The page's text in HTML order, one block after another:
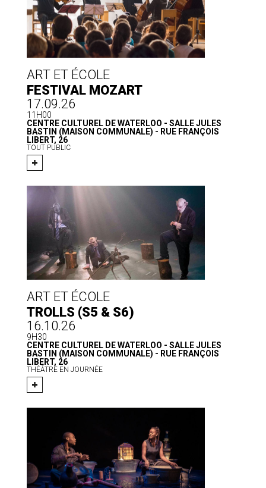
ART ET ÉCOLE
FESTIVAL MOZART
17.09.26
11H00
CENTRE CULTUREL DE WATERLOO - SALLE JULES
BASTIN (MAISON COMMUNALE) - RUE FRANÇOIS
LIBERT, 26
TOUT PUBLIC
ART ET ÉCOLE
TROLLS (S5 & S6)
16.10.26
9H30
CENTRE CULTUREL DE WATERLOO - SALLE JULES
BASTIN (MAISON COMMUNALE) - RUE FRANÇOIS
LIBERT, 26
THÉÂTRE EN JOURNÉE